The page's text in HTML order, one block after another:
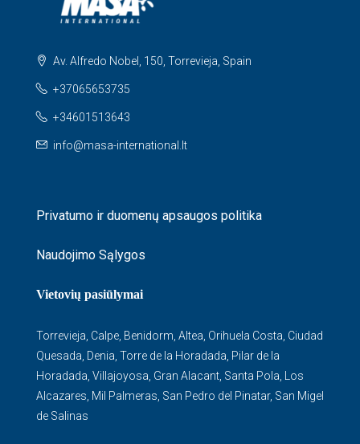
Av. Alfredo Nobel, 150, Torrevieja, Spain
+37065653735
+34601513643
info@masa-international.lt
Privatumo ir duomenų apsaugos politika
Naudojimo Sąlygos
Vietovių pasiūlymai
Torrevieja Calpe Benidorm Altea Orihuela Costa Ciudad
Quesada Denia Torre de la Horadada Pilar de la
Horadada Villajoyosa Gran Alacant Santa Pola
Los
Alcazares Mil Palmeras San Pedro del Pinatar, San Migel
de Salinas